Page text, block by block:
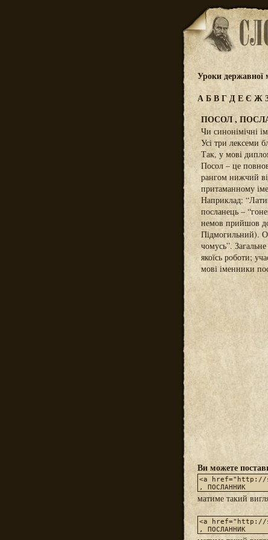
Уроки державної
АБВГДЕЄЖ
ПОСОЛ ,
Чи синонімічні
Усі три лексеми
Так, у мові
Посол – це
рангом нижчий
притаманному
Наприклад:
посланець –
немов прийшов до
Підмогильний).
чомусь”.
якоїсь роботи;
мові іменники
Ви можете
матиме такий